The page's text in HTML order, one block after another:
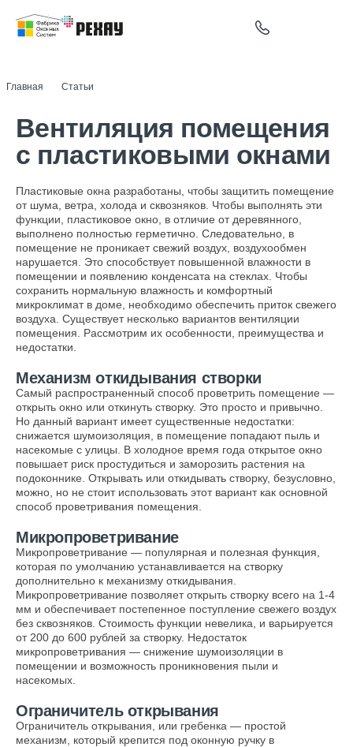
Главная Статьи
Вентиляция помещения
с пластиковыми окнами
Пластиковые окна разработаны, чтобы защитить помещение
от шума, ветра, холода и сквозняков. Чтобы выполнять эти
функции, пластиковое окно, в отличие от деревянного,
выполнено полностью герметично. Следовательно, в
помещение не проникает свежий воздух, воздухообмен
нарушается. Это способствует повышенной влажности в
помещении и появлению конденсата на стеклах. Чтобы
сохранить нормальную влажность и комфортный
микроклимат в доме, необходимо обеспечить приток свежего
воздуха. Существует несколько вариантов вентиляции
помещения. Рассмотрим их особенности, преимущества и
недостатки.
Механизм откидывания створки
Самый распространенный способ проветрить помещение —
открыть окно или откинуть створку. Это просто и привычно.
Но данный вариант имеет существенные недостатки:
снижается шумоизоляция, в помещение попадают пыль и
насекомые с улицы. В холодное время года открытое окно
повышает риск простудиться и заморозить растения на
подоконнике. Открывать или откидывать створку, безусловно,
можно, но не стоит использовать этот вариант как основной
способ проветривания помещения.
Микропроветривание
Микропроветривание — популярная и полезная функция,
которая по умолчанию устанавливается на створку
дополнительно к механизму откидывания.
Микропроветривание позволяет открыть створку всего на 1-4
мм и обеспечивает постепенное поступление свежего воздух
без сквозняков. Стоимость функции невелика, и варьируется
от 200 до 600 рублей за створку. Недостаток
микропроветривания — снижение шумоизоляции в
помещении и возможность проникновения пыли и
насекомых.
Ограничитель открывания
Ограничитель открывания, или гребенка — простой
механизм, который крепится под оконную ручку в